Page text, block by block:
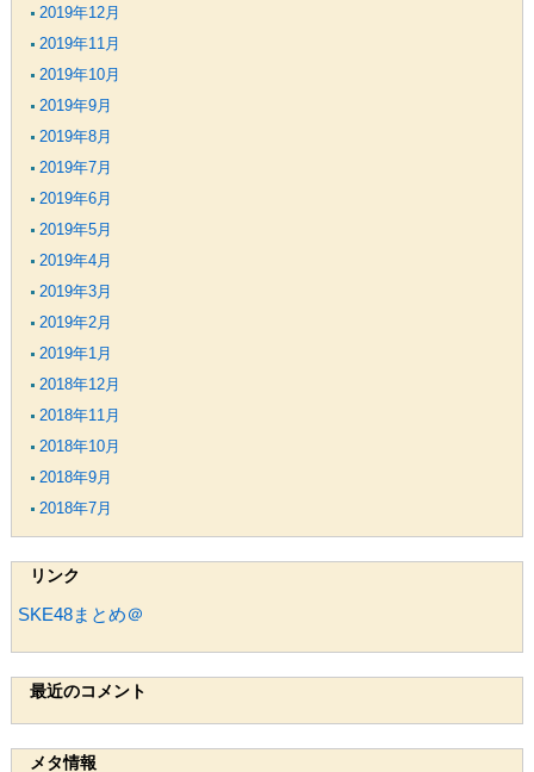
2019年12月
2019年11月
2019年10月
2019年9月
2019年8月
2019年7月
2019年6月
2019年5月
2019年4月
2019年3月
2019年2月
2019年1月
2018年12月
2018年11月
2018年10月
2018年9月
2018年7月
リンク
SKE48まとめ＠
最近のコメント
メタ情報